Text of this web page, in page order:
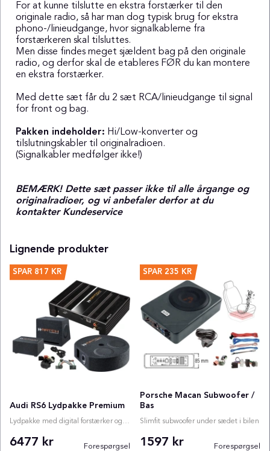
For at kunne tilslutte en ekstra forstærker til den
originale radio, så har man dog typisk brug for ekstra
phono-/linieudgange, hvor signalkablerne fra
forstærkeren skal tilsluttes.
Men disse findes meget sjældent bag på den originale
radio, og derfor skal de etableres FØR du kan montere
en ekstra forstærker.
Med dette sæt får du 2 sæt RCA/linieudgange til signal
for front og bag.
Pakken indeholder: Hi/Low-konverter og
tilslutningskabler til originalradioen.
(Signalkabler medfølger ikke!)
BEMÆRK! Dette sæt passer ikke til alle årgange og
originalradioer, og vi anbefaler derfor at du
kontakter Kundeservice
Lignende produkter
SPAR 817 KR
Audi RS6 Lydpakke Premium
Lydpakke med digital forstærker og valgfri subwoofer
6477 kr Forespørgsel
SPAR 235 KR
Porsche Macan Subwoofer /
Bas
Slimfit subwoofer under sædet i bilen
1597 kr Forespørgsel